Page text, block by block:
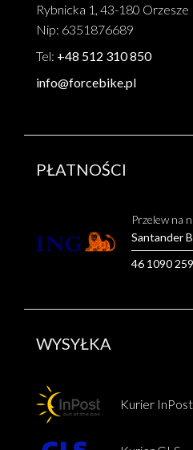
Rybnicka 1, 43-180 Orzesze
Nip: 6351876689
Tel: +48 512 310 850
info@forcebike.pl
PŁATNOŚCI
Przelew na
Santander
46 1090
WYSYŁKA
Kurier InPost